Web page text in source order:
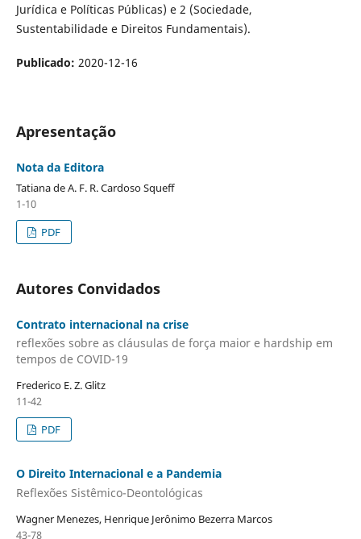
Jurídica e Políticas Públicas) e 2 (Sociedade,
Sustentabilidade e Direitos Fundamentais).
Publicado: 2020-12-16
Apresentação
Nota da Editora
Tatiana de A. F. R. Cardoso Squeff
1-10
PDF
Autores Convidados
Contrato internacional na crise
reflexões sobre as cláusulas de força maior e hardship em
tempos de COVID-19
Frederico E. Z. Glitz
11-42
PDF
O Direito Internacional e a Pandemia
Reflexões Sistêmico-Deontológicas
Wagner Menezes, Henrique Jerônimo Bezerra Marcos
43-78